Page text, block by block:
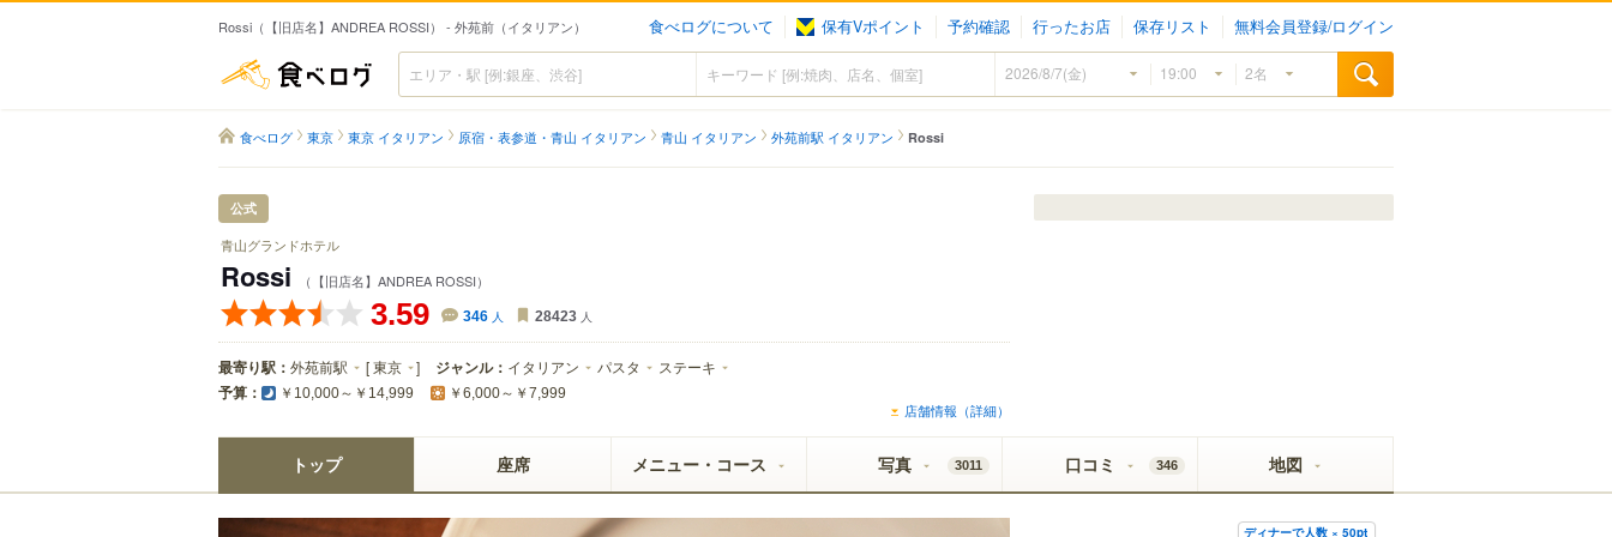
Rossi（【旧店名】ANDREA ROSSI） - 外苑前（イタリアン） 食べログについて 保有Vポイント 予約確認 行ったお店 保存リスト 無料会員登録/ログイン
食べログ
食べログ 東京 東京 イタリアン 原宿・表参道・青山 イタリアン 青山 イタリアン 外苑前駅 イタリアン Rossi
公式
青山グランドホテル
Rossi （【旧店名】ANDREA ROSSI）
3.59 346 人 28423 人
最寄り駅： 外苑前駅 [東京 ] ジャンル： イタリアン パスタ ステーキ
予算： ￥10,000～￥14,999 ￥6,000～￥7,999
店舗情報（詳細）
トップ 座席 メニュー・コース 写真 3011 口コミ 346 地図
ディナーで人数 × 50pt